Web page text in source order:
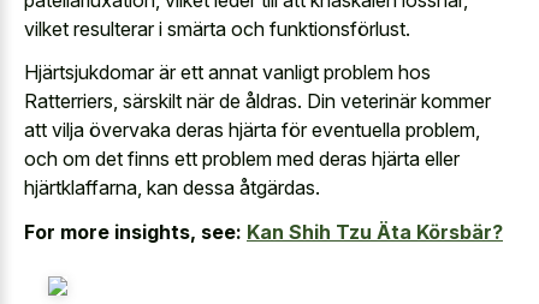
vilket resulterar i smärta och funktionsförlust.
Hjärtsjukdomar är ett annat vanligt problem hos
Ratterriers, särskilt när de åldras. Din veterinär kommer
att vilja övervaka deras hjärta för eventuella problem,
och om det finns ett problem med deras hjärta eller
hjärtklaffarna, kan dessa åtgärdas.
For more insights, see: Kan Shih Tzu Äta Körsbär?